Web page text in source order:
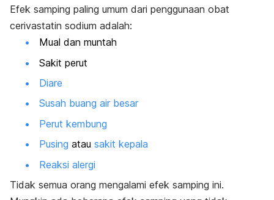
Efek samping paling umum dari penggunaan obat
cerivastatin sodium adalah:
Mual dan muntah
Sakit perut
Diare
Susah buang air besar
Perut kembung
Pusing atau sakit kepala
Reaksi alergi
Tidak semua orang mengalami efek samping ini.